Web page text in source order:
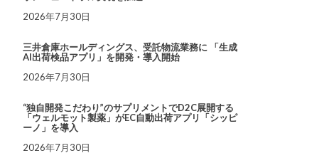
2026年7月30日
三井倉庫ホールディングス、受託物流業務に 「生成
AI出荷検品アプリ」を開発・導入開始
2026年7月30日
“独自開発こだわり”のサプリメントでD2C展開する
「ウェルモット製薬」がEC自動出荷アプリ「シッピ
ーノ」を導入
2026年7月30日